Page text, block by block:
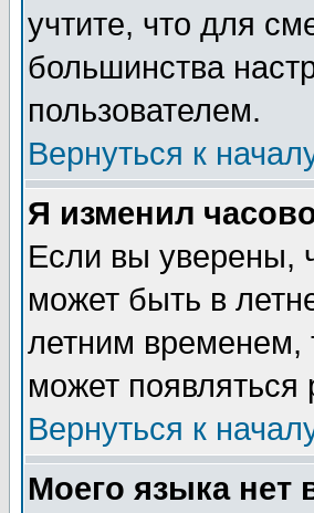
учтите, что для
большинства
пользователем.
Вернуться к
Я изменил
Если вы уверены,
может быть в
летним временем,
может
Вернуться к
Моего языка нет